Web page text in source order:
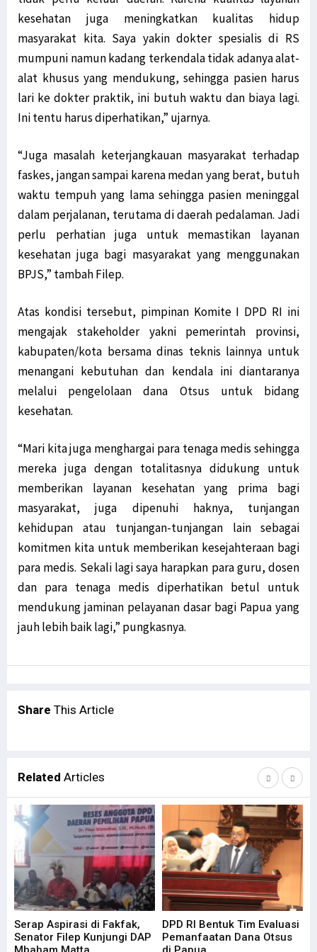
kesehatan juga meningkatkan kualitas hidup
masyarakat kita. Saya yakin dokter spesialis di RS
mumpuni namun kadang terkendala tidak adanya alat-
alat khusus yang mendukung, sehingga pasien harus
lari ke dokter praktik, ini butuh waktu dan biaya lagi.
Ini tentu harus diperhatikan,” ujarnya.
“Juga masalah keterjangkauan masyarakat terhadap
faskes, jangan sampai karena medan yang berat, butuh
waktu tempuh yang lama sehingga pasien meninggal
dalam perjalanan, terutama di daerah pedalaman. Jadi
perlu perhatian juga untuk memastikan layanan
kesehatan juga bagi masyarakat yang menggunakan
BPJS,” tambah Filep.
Atas kondisi tersebut, pimpinan Komite I DPD RI ini
mengajak stakeholder yakni pemerintah provinsi,
kabupaten/kota bersama dinas teknis lainnya untuk
menangani kebutuhan dan kendala ini diantaranya
melalui pengelolaan dana Otsus untuk bidang
kesehatan.
“Mari kita juga menghargai para tenaga medis sehingga
mereka juga dengan totalitasnya didukung untuk
memberikan layanan kesehatan yang prima bagi
masyarakat, juga dipenuhi haknya, tunjangan
kehidupan atau tunjangan-tunjangan lain sebagai
komitmen kita untuk memberikan kesejahteraan bagi
para medis. Sekali lagi saya harapkan para guru, dosen
dan para tenaga medis diperhatikan betul untuk
mendukung jaminan pelayanan dasar bagi Papua yang
jauh lebih baik lagi,” pungkasnya.
Share This Article
Related Articles
Serap Aspirasi di Fakfak,
Senator Filep Kunjungi DAP
DPD RI Bentuk Tim Evaluasi
Pemanfaatan Dana Otsus